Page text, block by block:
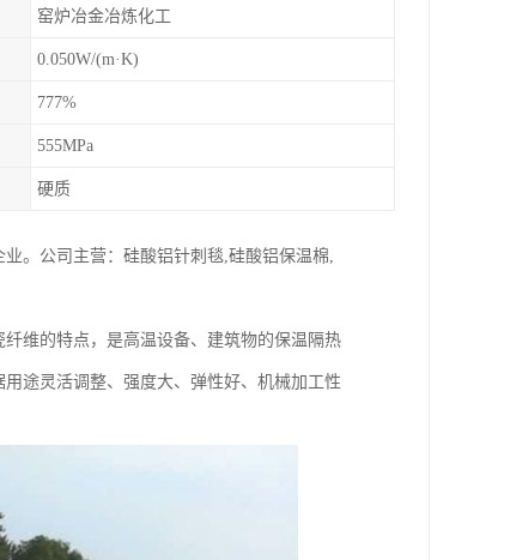
窑炉冶金冶炼化工
0.050W/(m·K)
777%
555MPa
硬质
。公司主营：硅酸铝针刺毯,硅酸铝保温棉,
维的特点，是高温设备、建筑物的保温隔热
途灵活调整、强度大、弹性好、机械加工性